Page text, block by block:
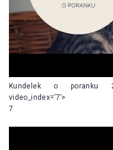
Kundelek o poranku
video_index=’7’>
7